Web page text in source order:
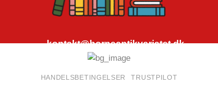
kontakt@borneantikvariatet.dk
HANDELSBETINGELSER TRUSTPILOT